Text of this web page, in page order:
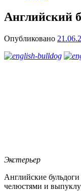
Английский
Опубликовано
Экстерьер
Английские
челюстями и